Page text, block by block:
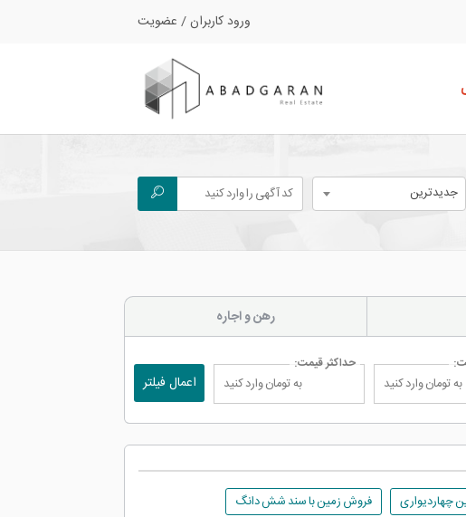
ورود کاربران/ عضویت
جدیدترین
رهن و اجاره
حداکثر قیمت:
اعمال فیلتر
چهاردیواری
فروش زمین با سند شش دانگ